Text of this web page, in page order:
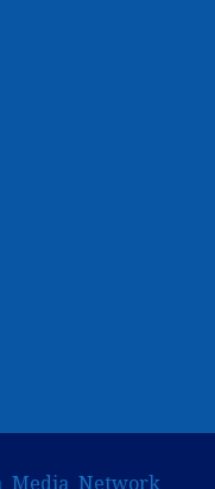
Media Network